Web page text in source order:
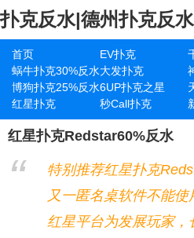
扑克反水|德州扑克反水
首页 EV扑克
蜗牛扑克30%反水大发扑克
博狗扑克25%反水6UP扑克之星
红星扑克
秒Call扑克
红星扑克Redstar60%反水
特别推荐红星扑克
又一匿名桌软件不能使
红星平台为发展玩家